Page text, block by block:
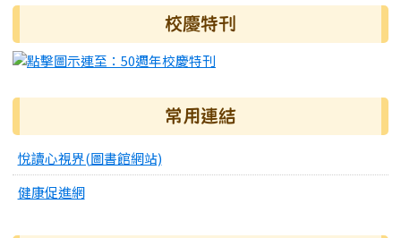
右邊區域內容 校慶特刊
常用連結
悅讀心視界(圖書館網站)
健康促進網